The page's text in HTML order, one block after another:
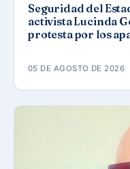
Seguridad del
activista Lucinda
protesta por los
05 DE AGOSTO DE 2026